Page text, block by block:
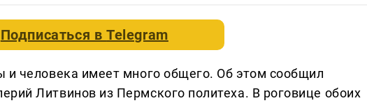
Подписаться вTelegram
и человека имеет много общего. Об этом сообщил
Литвинов из Пермского политеха. В роговице обоих